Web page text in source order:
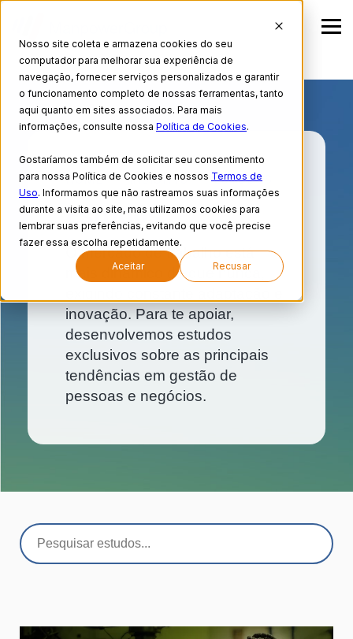
Nosso site coleta e armazena cookies do seu
computador para melhorar sua experiência de
navegação, fornecer serviços personalizados e garantir
o funcionamento completo de nossas ferramentas, tanto
aqui quanto em sites associados. Para mais
informações, consulte nossa Política de Cookies.
Gostaríamos também de solicitar seu consentimento
para nossa Política de Cookies e nossos Termos de
Uso. Informamos que não rastreamos suas informações
durante a visita ao site, mas utilizamos cookies para
lembrar suas preferências, evitando que você precise
fazer essa escolha repetidamente.
Aceitar Recusar
HOME INSIGHTS ESTUDOS
Estudos
O mercado de trabalho está
mais dinâmico do que nunca,
inovação. Para te apoiar,
desenvolvemos estudos
exclusivos sobre as principais
tendências em gestão de
pessoas e negócios.